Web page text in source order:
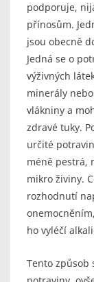
podporuje,
přínosům.
jsou obecně
Jedná se o
výživných
minerály
vlákniny a
zdravé tuky.
určité
méně pestrá,
mikro živiny.
rozhodnutí
ho vyléčí
Tento způsob